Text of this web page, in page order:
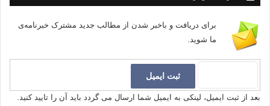
برای دریافت و باخبر شدن از مطالب جدید مشترک خبرنامه‌ی
ما شوید.
بعد از ثبت ایمیل، لینکی به ایمیل شما ارسال می گردد باید آن را تایید کنید.